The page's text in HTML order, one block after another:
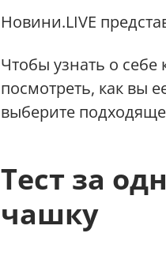
Новини.LIVE
Чтобы узнать о себе
посмотреть, как вы
выберите
Тест за
чашку